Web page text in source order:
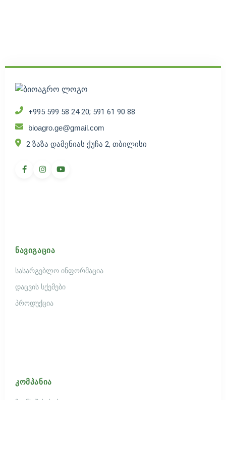
+995 599 58 24 20; 591 61 90 88
bioagro.ge@gmail.com
2 ზაზა დამენიას ქუჩა 2, თბილისი
ᲜᲐᲕᲘᲒᲐᲪᲘᲐ
სასარგებლო ინფორმაცია
დაცვის სქემები
პროდუქცია
ᲙᲝᲛᲞᲐᲜᲘᲐ
ჩვენს შესახებ